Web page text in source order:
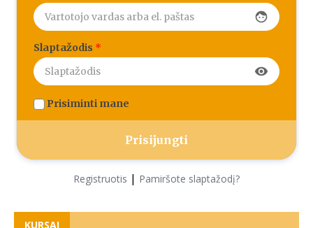
face
Slaptažodis *
visibility
Prisiminti mane
Registruotis | Pamiršote slaptažodį?
KURSAI